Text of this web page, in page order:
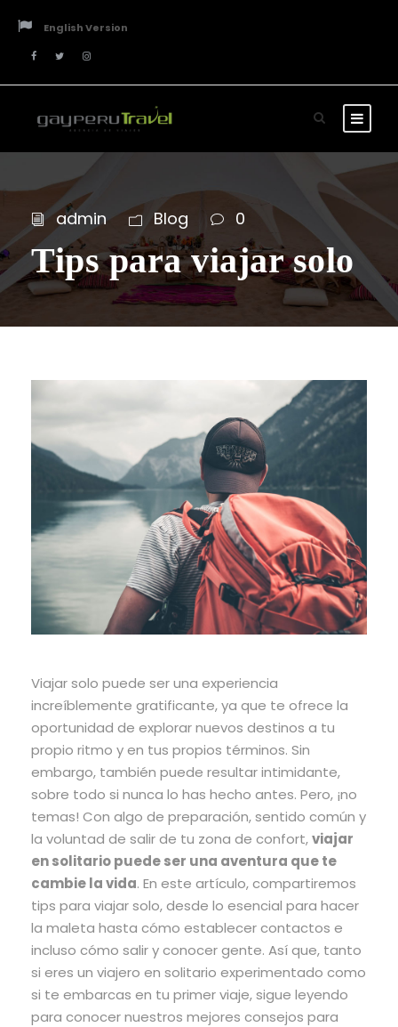
English Version
admin Blog 0
Tips para viajar solo
Viajar solo puede ser una experiencia
increíblemente gratificante, ya que te ofrece la
oportunidad de explorar nuevos destinos a tu
propio ritmo y en tus propios términos. Sin
embargo, también puede resultar intimidante,
sobre todo si nunca lo has hecho antes. Pero, ¡no
temas! Con algo de preparación, sentido común y
la voluntad de salir de tu zona de confort,viajar
en solitario puede ser una aventura que te
cambie la vida. En este artículo, compartiremos
tips para viajar solo, desde lo esencial para hacer
la maleta hasta cómo establecer contactos e
incluso cómo salir y conocer gente. Así que, tanto
si eres un viajero en solitario experimentado como
si te embarcas en tu primer viaje, sigue leyendo
para conocer nuestros mejores consejos para